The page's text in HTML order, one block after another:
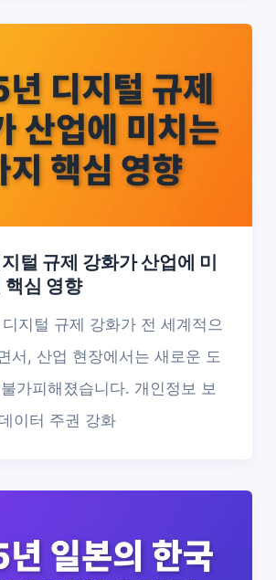
털 규제 강화가 산업에 미
핵심 영향
지털 규제 강화가 전 세계적으
서, 산업 현장에서는 새로운 도
가피해졌습니다. 개인정보 보
이터 주권 강화